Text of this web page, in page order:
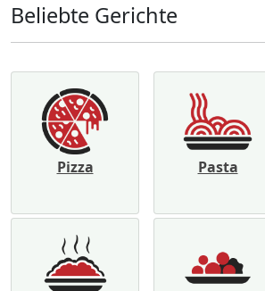
Beliebte Gerichte
Pizza Pasta